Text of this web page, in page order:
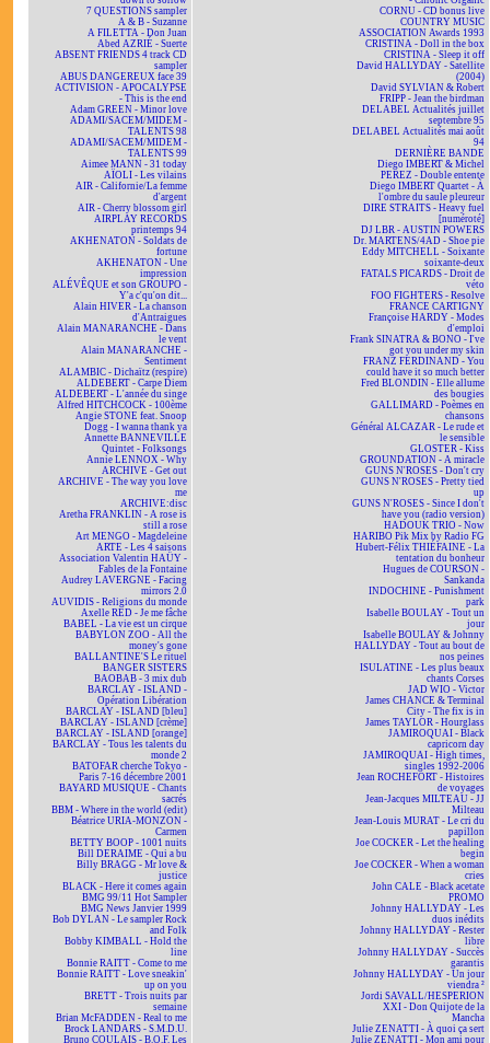
7 QUESTIONS sampler
A & B - Suzanne
A FILETTA - Don Juan
Abed AZRIÉ - Suerte
ABSENT FRIENDS 4 track CD
sampler
ABUS DANGEREUX face 39
ACTIVISION - APOCALYPSE
- This is the end
Adam GREEN - Minor love
ADAMI/SACEM/MIDEM -
TALENTS 98
ADAMI/SACEM/MIDEM -
TALENTS 99
Aimee MANN - 31 today
AÏOLI - Les vilains
AIR - Californie/La femme
d'argent
AIR - Cherry blossom girl
AIRPLAY RECORDS
printemps 94
AKHENATON - Soldats de
fortune
AKHENATON - Une
impression
ALÉVÊQUE et son GROUPO -
Y'a c'qu'on dit...
Alain HIVER - La chanson
d'Antraigues
Alain MANARANCHE - Dans
le vent
Alain MANARANCHE -
Sentiment
ALAMBIC - Dichaïtz (respire)
ALDEBERT - Carpe Diem
ALDEBERT - L'année du singe
Alfred HITCHCOCK - 100ème
Angie STONE feat. Snoop
Dogg - I wanna thank ya
Annette BANNEVILLE
Quintet - Folksongs
Annie LENNOX - Why
ARCHIVE - Get out
ARCHIVE - The way you love
me
ARCHIVE:disc
Aretha FRANKLIN - A rose is
still a rose
Art MENGO - Magdeleine
ARTE - Les 4 saisons
Association Valentin HAÜY -
Fables de la Fontaine
Audrey LAVERGNE - Facing
mirrors 2.0
AUVIDIS - Religions du monde
Axelle RED - Je me fâche
BABEL - La vie est un cirque
BABYLON ZOO - All the
money's gone
BALLANTINE'S Le rituel
BANGER SISTERS
BAOBAB - 3 mix dub
BARCLAY - ISLAND -
Opération Libération
BARCLAY - ISLAND [bleu]
BARCLAY - ISLAND [crème]
BARCLAY - ISLAND [orange]
BARCLAY - Tous les talents du
monde 2
BATOFAR cherche Tokyo -
Paris 7-16 décembre 2001
BAYARD MUSIQUE - Chants
sacrés
BBM - Where in the world (edit)
Béatrice URIA-MONZON -
Carmen
BETTY BOOP - 1001 nuits
Bill DERAIME - Qui a bu
Billy BRAGG - Mr love &
justice
BLACK - Here it comes again
BMG 99/11 Hot Sampler
BMG News Janvier 1999
Bob DYLAN - Le sampler Rock
and Folk
Bobby KIMBALL - Hold the
line
Bonnie RAITT - Come to me
Bonnie RAITT - Love sneakin'
up on you
BRETT - Trois nuits par
semaine
Brian McFADDEN - Real to me
Brock LANDARS - S.M.D.U.
Bruno COULAIS - B.O.F. Les
CORNU - CD bonus live
COUNTRY MUSIC
ASSOCIATION Awards 1993
CRISTINA - Doll in the box
CRISTINA - Sleep it off
David HALLYDAY - Satellite
(2004)
David SYLVIAN & Robert
FRIPP - Jean the birdman
DELABEL Actualités juillet
septembre 95
DELABEL Actualités mai août
94
DERNIÈRE BANDE
Diego IMBERT & Michel
PEREZ - Double entente
Diego IMBERT Quartet - À
l'ombre du saule pleureur
DIRE STRAITS - Heavy fuel
[numéroté]
DJ LBR - AUSTIN POWERS
Dr. MARTENS/4AD - Shoe pie
Eddy MITCHELL - Soixante
soixante-deux
FATALS PICARDS - Droit de
véto
FOO FIGHTERS - Resolve
FRANCE CARTIGNY
Françoise HARDY - Modes
d'emploi
Frank SINATRA & BONO - I've
got you under my skin
FRANZ FERDINAND - You
could have it so much better
Fred BLONDIN - Elle allume
des bougies
GALLIMARD - Poèmes en
chansons
Général ALCAZAR - Le rude et
le sensible
GLOSTER - Kiss
GROUNDATION - A miracle
GUNS N'ROSES - Don't cry
GUNS N'ROSES - Pretty tied
up
GUNS N'ROSES - Since I don't
have you (radio version)
HADOUK TRIO - Now
HARIBO Pik Mix by Radio FG
Hubert-Félix THIÉFAINE - La
tentation du bonheur
Hugues de COURSON -
Sankanda
INDOCHINE - Punishment
park
Isabelle BOULAY - Tout un
jour
Isabelle BOULAY & Johnny
HALLYDAY - Tout au bout de
nos peines
ISULATINE - Les plus beaux
chants Corses
JAD WIO - Victor
James CHANCE & Terminal
City - The fix is in
James TAYLOR - Hourglass
JAMIROQUAI - Black
capricorn day
JAMIROQUAI - High times,
singles 1992-2006
Jean ROCHEFORT - Histoires
de voyages
Jean-Jacques MILTEAU - JJ
Milteau
Jean-Louis MURAT - Le cri du
papillon
Joe COCKER - Let the healing
begin
Joe COCKER - When a woman
cries
John CALE - Black acetate
PROMO
Johnny HALLYDAY - Les
duos inédits
Johnny HALLYDAY - Rester
libre
Johnny HALLYDAY - Succès
garantis
Johnny HALLYDAY - Un jour
viendra ²
Jordi SAVALL/HESPERION
XXI - Don Quijote de la
Mancha
Julie ZENATTI - À quoi ça sert
Julie ZENATTI - Mon ami pour